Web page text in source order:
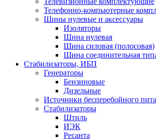
Телефонно-компьютерные
Шины нулевые и аксессуары
Изоляторы
Шина нулевая
Шина силовая (полосовая)
Шина соединительная
Стабилизаторы, ИБП
Генераторы
Бензиновые
Дизельные
Источники бесперебойного
Стабилизаторы
Штиль
ИЭК
Ресанта